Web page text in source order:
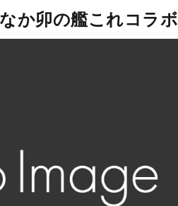
か卯の艦これコラボ